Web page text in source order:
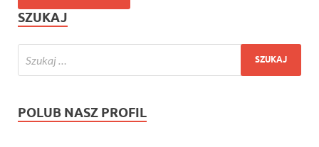
SZUKAJ
POLUB NASZ PROFIL